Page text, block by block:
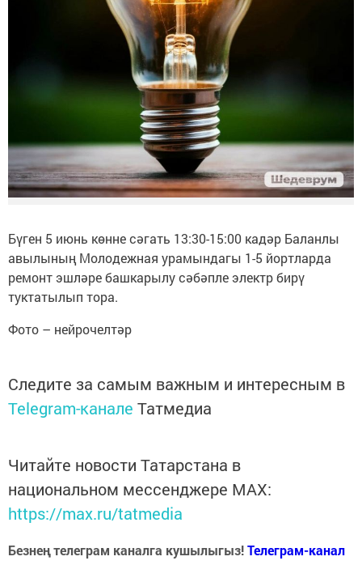
Бүген 5 июнь көнне сәгать 13:30-15:00 кадәр Баланлы
авылының Молодежная урамындагы 1-5 йортларда
ремонт эшләре башкарылу сәбәпле электр бирү
туктатылып тора.
Фото – нейрочелтәр
Следите за самым важным и интересным в
Telegram-канале Татмедиа
Читайте новости Татарстана в
национальном мессенджере MАХ:
https://max.ru/tatmedia
Безнең телеграм каналга кушылыгыз!Телеграм-канал